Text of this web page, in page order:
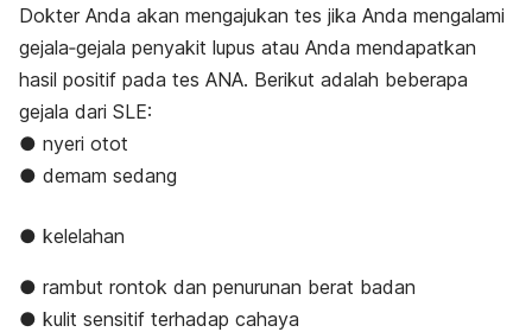
Dokter Anda akan mengajukan tes jika Anda mengalami
gejala‐gejala penyakit lupus atau Anda mendapatkan
hasil positif pada tes ANA. Berikut adalah beberapa
gejala dari SLE:
● nyeri otot
● demam sedang
● kelelahan
● rambut rontok dan penurunan berat badan
● kulit sensitif terhadap cahaya